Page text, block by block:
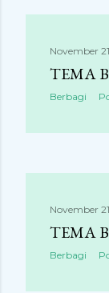
November
TEMA
Berbagi
November
TEMA
Berbagi